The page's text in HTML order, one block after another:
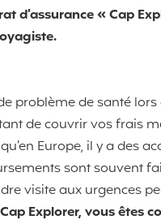
d’assurance « Cap
problème de santé
de couvrir vos frais
Europe, il y a des
sont souvent
visite aux urgences
Explorer, vous êtes